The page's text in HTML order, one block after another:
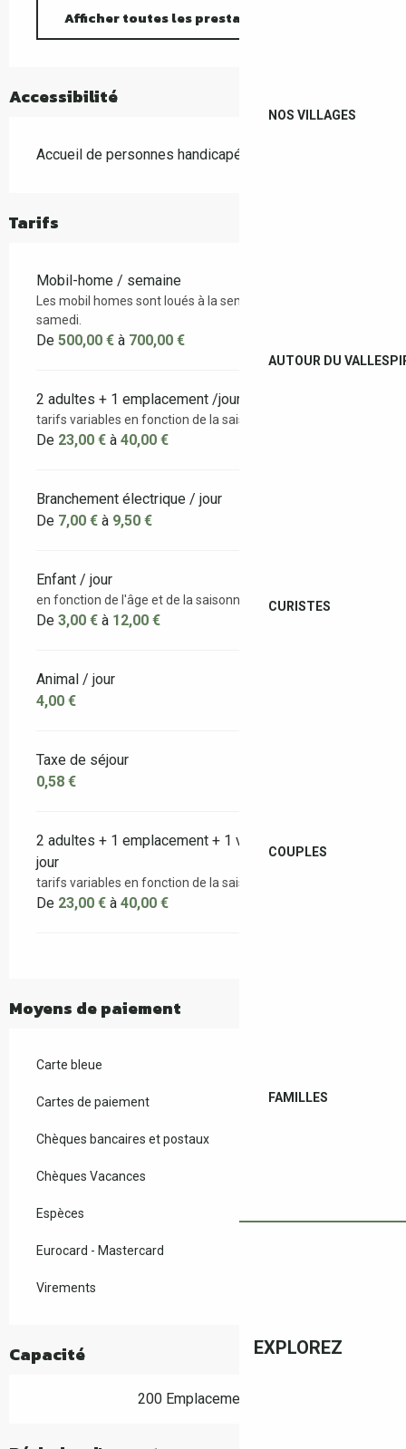
NOS VILLAGES
AUTOUR DU
CURISTES
COUPLES
FAMILLES
EXPLOREZ
Afficher toutes les prestations
Accessibilité
Accueil de personnes handicapées
Tarifs
Mobil-home / semaine
Les mobil homes sont loués à la semaine du samedi au
samedi.
De 500,00 € à 700,00 €
2 adultes + 1 emplacement /jour
tarifs variables en fonction de la saisonnalité
De 23,00 € à 40,00 €
Branchement électrique / jour
De 7,00 € à 9,50 €
Enfant / jour
en fonction de l'âge et de la saisonnalité
De 3,00 € à 12,00 €
Animal / jour
4,00 €
Taxe de séjour
0,58 €
2 adultes + 1 emplacement + 1 voiture + électricité /
jour
tarifs variables en fonction de la saisonnalité
De 23,00 € à 40,00 €
Moyens de paiement
Carte bleue
Cartes de paiement
Chèques bancaires et postaux
Chèques Vacances
Espèces
Eurocard - Mastercard
Virements
Capacité
200 Emplacement(s)